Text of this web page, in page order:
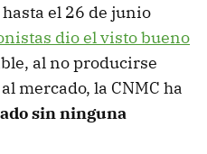
el 26 de junio
dio el visto bueno
al no producirse
mercado, la CNMC ha
sin ninguna